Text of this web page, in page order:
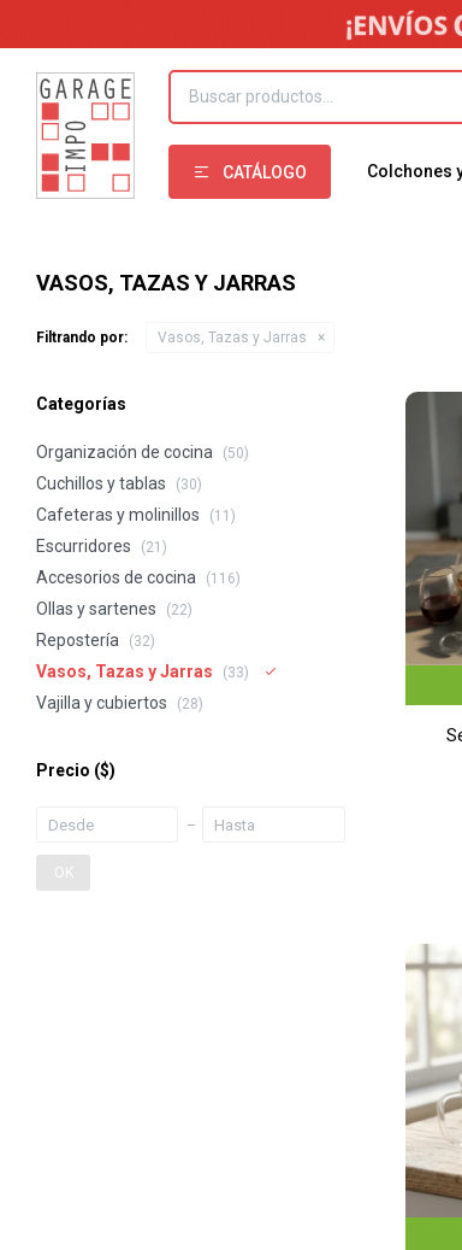
CATÁLOGO Colchones
VASOS, TAZAS Y JARRAS
Filtrando por: Vasos, Tazas y Jarras
Categorías
Organización de cocina (50)
Cuchillos y tablas (30)
Cafeteras y molinillos (11)
Escurridores (21)
Accesorios de cocina (116)
Ollas y sartenes (22)
Repostería (32)
Vasos, Tazas y Jarras (33)
Vajilla y cubiertos (28)
Precio ($)
OK